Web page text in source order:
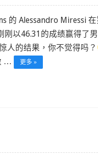
的 Alessandro Miressi
刚以46.31的成绩赢得了
人的结果，你不觉得吗？
…
更多 »